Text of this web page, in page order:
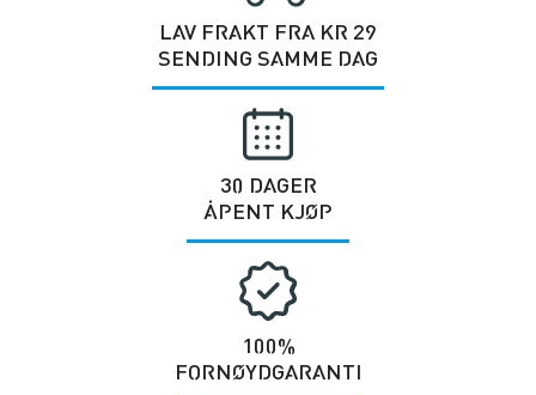
LAV FRAKT FRA KR 29
SENDING SAMME DAG
30 DAGER
ÅPENT KJØP
100%
FORNØYDGARANTI